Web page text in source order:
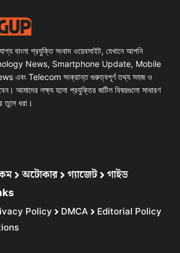
বাংলা প্রযুক্তি সংবাদ ওয়েবসাইট, যেখানে আপনি
News, Smartphone Update, Mobile
এবং Telecom সংক্রান্ত গুরুত্বপূর্ণ তথ্য সহজ ও
আমাদের লক্ষ্য হলো প্রযুক্তির জটিল বিষয়গুলো সাধারণ
তুলে ধরা।
অটোকার গ্যাজেট গাইড
Policy DMCA
Editorial Policy